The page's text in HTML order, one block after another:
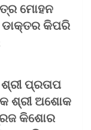
ମୋହନ
କିପରି
ପ୍ରତାପ
ଶ୍ରୀ ଅଶୋକ
କିଶୋର